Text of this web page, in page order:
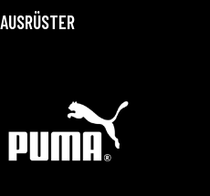
AUSRÜSTER